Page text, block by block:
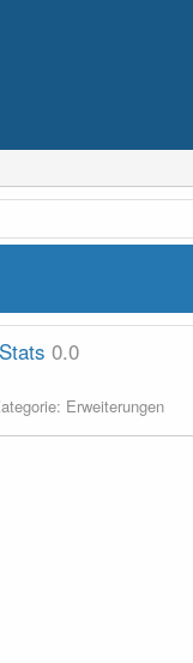
0.0
Erweiterungen